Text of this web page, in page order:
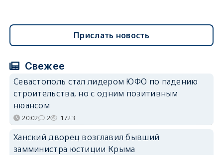
Прислать новость
Свежее
Севастополь стал лидером ЮФО по падению
строительства, но с одним позитивным
нюансом
20:02 2 1723
Ханский дворец возглавил бывший
замминистра юстиции Крыма